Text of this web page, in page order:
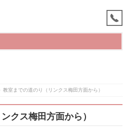
教室までの道のり（リンクス梅田方面から）
クス梅田方面から）